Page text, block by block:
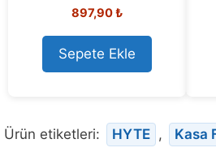
u
t
o
f
897,90₺
Sepete Ekle
Ürün etiketleri: HYTE , Kasa